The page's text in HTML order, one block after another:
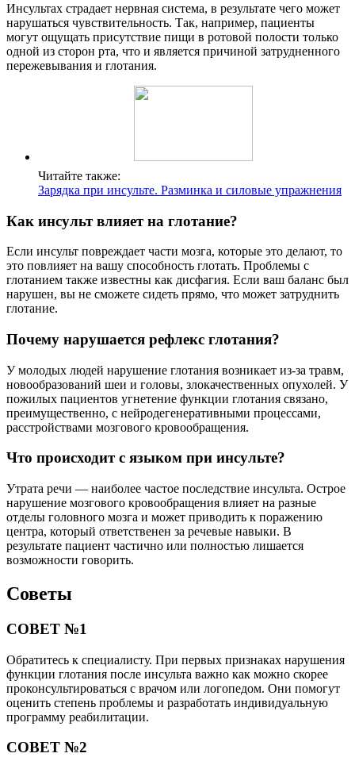
Инсультах страдает нервная система, в результате чего может
нарушаться чувствительность. Так, например, пациенты
могут ощущать присутствие пищи в ротовой полости только
одной из сторон рта, что и является причиной затрудненного
пережевывания и глотания.
Читайте также:
Зарядка при инсульте. Разминка и силовые упражнения
Как инсульт влияет на глотание?
Если инсульт повреждает части мозга, которые это делают, то
это повлияет на вашу способность глотать. Проблемы с
глотанием также известны как дисфагия. Если ваш баланс был
нарушен, вы не сможете сидеть прямо, что может затруднить
глотание.
Почему нарушается рефлекс глотания?
У молодых людей нарушение глотания возникает из-за травм,
новообразований шеи и головы, злокачественных опухолей. У
пожилых пациентов угнетение функции глотания связано,
преимущественно, с нейродегенеративными процессами,
расстройствами мозгового кровообращения.
Что происходит с языком при инсульте?
Утрата речи — наиболее частое последствие инсульта. Острое
нарушение мозгового кровообращения влияет на разные
отделы головного мозга и может приводить к поражению
центра, который ответственен за речевые навыки. В
результате пациент частично или полностью лишается
возможности говорить.
Советы
СОВЕТ №1
Обратитесь к специалисту. При первых признаках нарушения
функции глотания после инсульта важно как можно скорее
проконсультироваться с врачом или логопедом. Они помогут
оценить степень проблемы и разработать индивидуальную
программу реабилитации.
СОВЕТ №2